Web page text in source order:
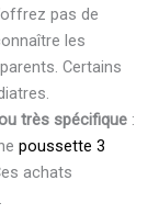
pas de
les
Certains
très spécifique :
poussette 3
achats